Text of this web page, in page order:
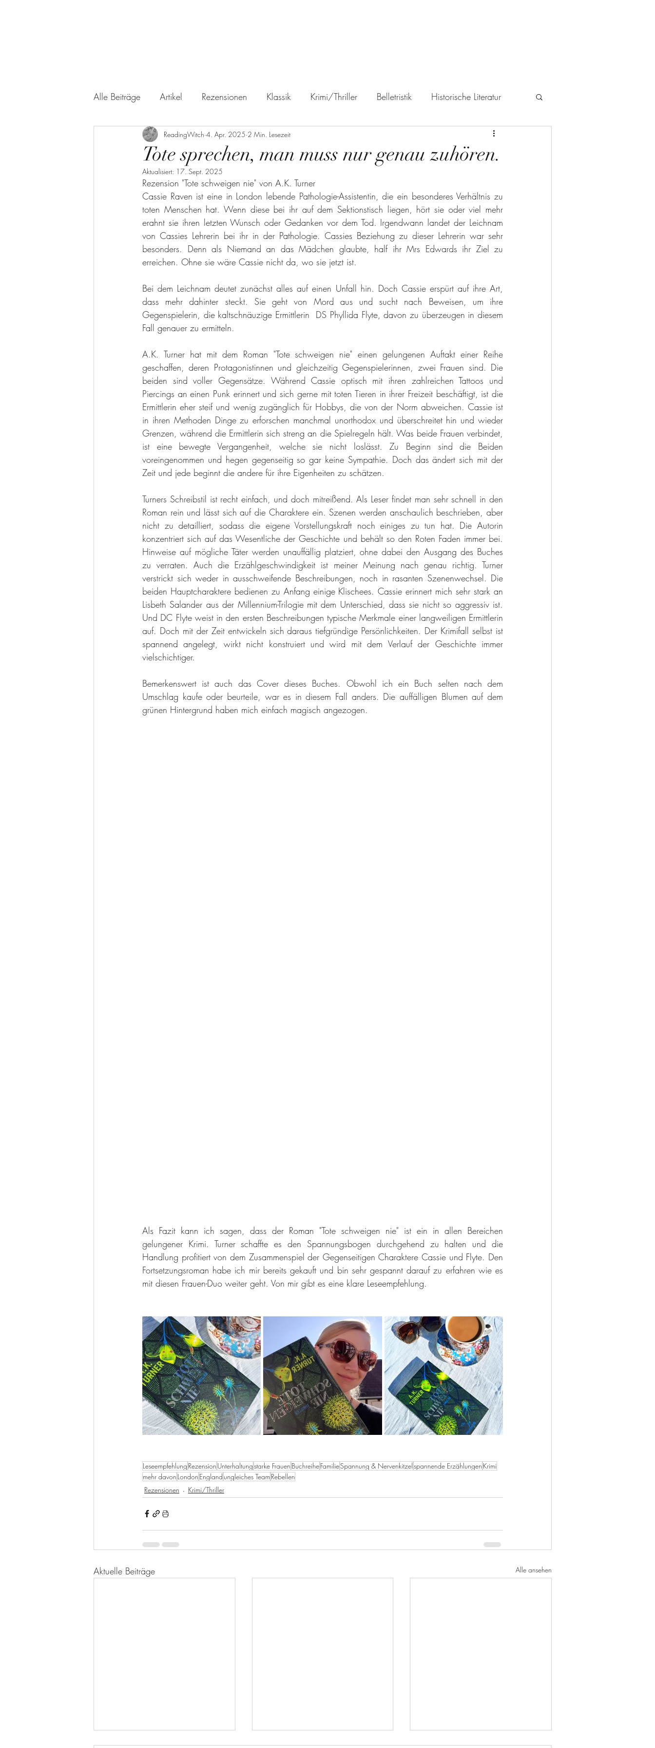
Alle Beiträge Artikel Rezensionen Klassik Krimi/Thriller Belletristik Historische Literatur
Kinder- und Jugendliteratur Fantasy Science Fiction
Freunde & Familie Sachbuch
Tote sprechen, man muss nur genau zuhören.
ReadingWitch 4. Apr. 2025 2 Min. Lesezeit
Aktualisiert: 17. Sept. 2025
Rezension "Tote schweigen nie" von A.K. Turner
Cassie Raven ist eine in London lebende Pathologie-Assistentin, die ein besonderes Verhältnis zu
toten Menschen hat. Wenn diese bei ihr auf dem Sektionstisch liegen, hört sie oder viel mehr
erahnt sie ihren letzten Wunsch oder Gedanken vor dem Tod. Irgendwann landet der Leichnam
von Cassies Lehrerin bei ihr in der Pathologie. Cassies Beziehung zu dieser Lehrerin war sehr
besonders. Denn als Niemand an das Mädchen glaubte, half ihr Mrs Edwards ihr Ziel zu
erreichen. Ohne sie wäre Cassie nicht da, wo sie jetzt ist.
Bei dem Leichnam deutet zunächst alles auf einen Unfall hin. Doch Cassie erspürt auf ihre Art,
dass mehr dahinter steckt. Sie geht von Mord aus und sucht nach Beweisen, um ihre
Gegenspielerin, die kaltschnäuzige Ermittlerin  DS Phyllida Flyte, davon zu überzeugen in diesem
Fall genauer zu ermitteln.
A.K. Turner hat mit dem Roman "Tote schweigen nie" einen gelungenen Auftakt einer Reihe
geschaffen, deren Protagonistinnen und gleichzeitig Gegenspielerinnen, zwei Frauen sind. Die
beiden sind voller Gegensätze. Während Cassie optisch mit ihren zahlreichen Tattoos und
Piercings an einen Punk erinnert und sich gerne mit toten Tieren in ihrer Freizeit beschäftigt, ist die
Ermittlerin eher steif und wenig zugänglich für Hobbys, die von der Norm abweichen. Cassie ist
in ihren Methoden Dinge zu erforschen manchmal unorthodox und überschreitet hin und wieder
Grenzen, während die Ermittlerin sich streng an die Spielregeln hält. Was beide Frauen verbindet,
ist eine bewegte Vergangenheit, welche sie nicht loslässt. Zu Beginn sind die Beiden
voreingenommen und hegen gegenseitig so gar keine Sympathie. Doch das ändert sich mit der
Zeit und jede beginnt die andere für ihre Eigenheiten zu schätzen.
Turners Schreibstil ist recht einfach, und doch mitreißend. Als Leser findet man sehr schnell in den
Roman rein und lässt sich auf die Charaktere ein. Szenen werden anschaulich beschrieben, aber
nicht zu detailliert, sodass die eigene Vorstellungskraft noch einiges zu tun hat. Die Autorin
konzentriert sich auf das Wesentliche der Geschichte und behält so den Roten Faden immer bei.
Hinweise auf mögliche Täter werden unauffällig platziert, ohne dabei den Ausgang des Buches
zu verraten. Auch die Erzählgeschwindigkeit ist meiner Meinung nach genau richtig. Turner
verstrickt sich weder in ausschweifende Beschreibungen, noch in rasanten Szenenwechsel. Die
beiden Hauptcharaktere bedienen zu Anfang einige Klischees. Cassie erinnert mich sehr stark an
Lisbeth Salander aus der Millennium-Trilogie mit dem Unterschied, dass sie nicht so aggressiv ist.
Und DC Flyte weist in den ersten Beschreibungen typische Merkmale einer langweiligen Ermittlerin
auf. Doch mit der Zeit entwickeln sich daraus tiefgründige Persönlichkeiten. Der Krimifall selbst ist
spannend angelegt, wirkt nicht konstruiert und wird mit dem Verlauf der Geschichte immer
vielschichtiger.
Bemerkenswert ist auch das Cover dieses Buches. Obwohl ich ein Buch selten nach dem
Umschlag kaufe oder beurteile, war es in diesem Fall anders. Die auffälligen Blumen auf dem
grünen Hintergrund haben mich einfach magisch angezogen.
Als Fazit kann ich sagen, dass der Roman "Tote schweigen nie" ist ein in allen Bereichen
gelungener Krimi. Turner schaffte es den Spannungsbogen durchgehend zu halten und die
Handlung profitiert von dem Zusammenspiel der Gegenseitigen Charaktere Cassie und Flyte. Den
Fortsetzungsroman habe ich mir bereits gekauft und bin sehr gespannt darauf zu erfahren wie es
mit diesen Frauen-Duo weiter geht. Von mir gibt es eine klare Leseempfehlung.
Leseempfehlung Rezension Unterhaltungstarke Frauen BuchreiheFamilieSpannung & Nervenkitzelspannende Erzählungen Krimi
mehr davon London England ungleiches Team Rebellen
Rezensionen
Krimi/Thriller
Aktuelle Beiträge Alle ansehen